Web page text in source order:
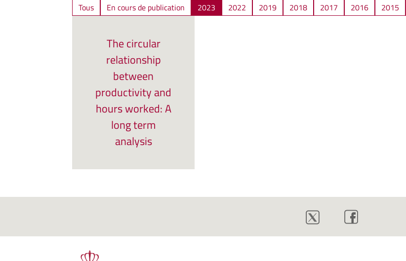
Tous
En cours de publication 2023 2022 2019 2018 2017 2016 2015
The circular
relationship
between
productivity and
hours worked: A
long term
analysis